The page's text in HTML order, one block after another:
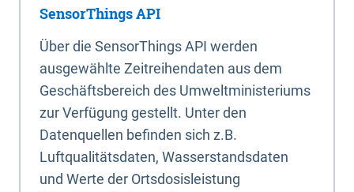
SensorThings API
Über die SensorThings API werden
ausgewählte Zeitreihendaten aus dem
Geschäftsbereich des Umweltministeriums
zur Verfügung gestellt. Unter den
Datenquellen befinden sich z.B.
Luftqualitätsdaten, Wasserstandsdaten
und Werte der Ortsdosisleistung